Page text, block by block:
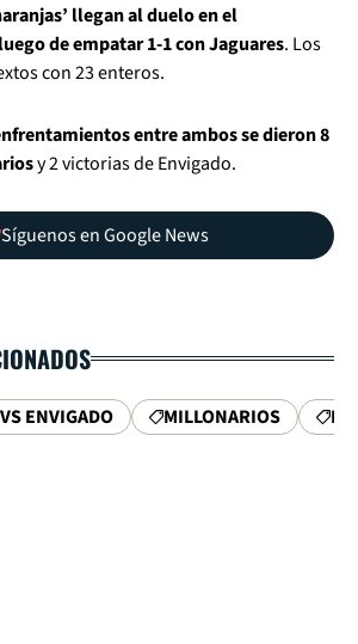
llegan al duelo en el
de empatar 1-1 con Jaguares. Los
con 23 enteros.
entre ambos se dieron 8
y 2 victorias de Envigado.
Síguenos en Google News
ENVIGADO MILLONARIOS